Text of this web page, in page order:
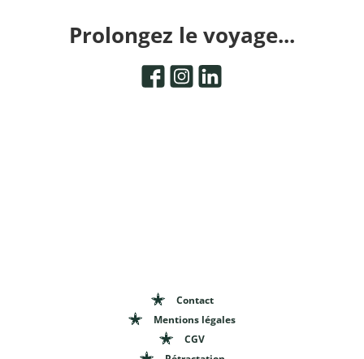
Prolongez le voyage...
Contact
Mentions légales
CGV